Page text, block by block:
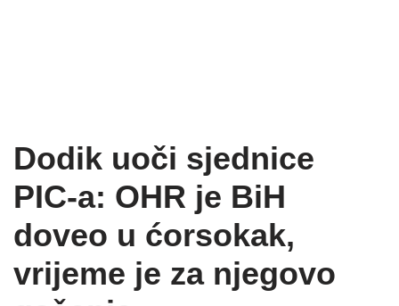
Dodik uoči sjednice
PIC-a: OHR je BiH
doveo u ćorsokak,
vrijeme je za njegovo